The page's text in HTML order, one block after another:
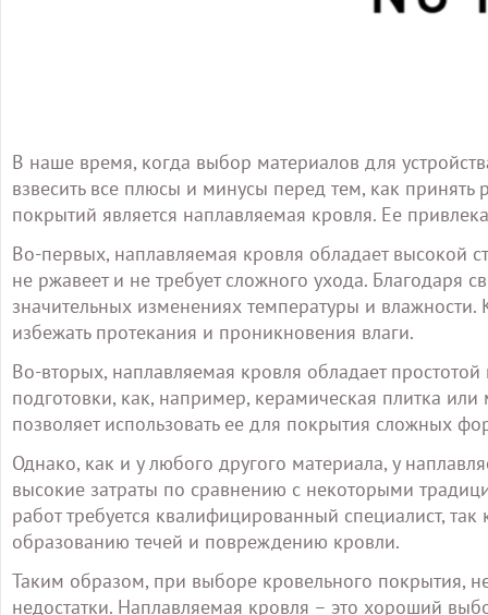
В наше время, когда выбор материалов для
взвесить все плюсы и минусы перед тем, как
покрытий является наплавляемая кровля. Ее
Во-первых, наплавляемая кровля обладает высокой
не ржавеет и не требует сложного ухода. Благодаря
значительных изменениях температуры и
избежать протекания и проникновения влаги.
Во-вторых, наплавляемая кровля обладает
подготовки, как, например, керамическая плитка
позволяет использовать ее для покрытия сложных
Однако, как и у любого другого материала, у
высокие затраты по сравнению с некоторыми
работ требуется квалифицированный специалист,
образованию течей и повреждению кровли.
Таким образом, при выборе кровельного покрытия,
недостатки. Наплавляемая кровля – это хороший